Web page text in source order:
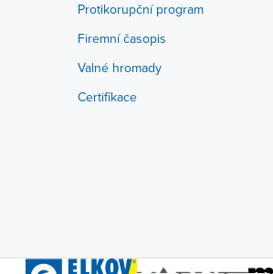
Protikorupční program
Firemní časopis
Valné hromady
Certifikace